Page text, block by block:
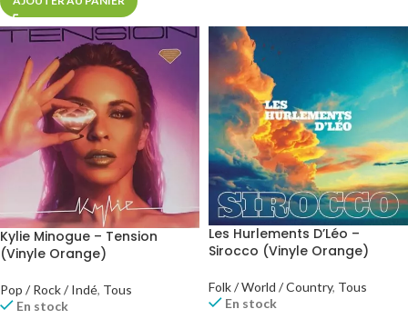
Kylie Minogue – Tension
(Vinyle Orange)
Pop / Rock / Indé, Tous
En stock
Les Hurlements D’Léo –
Sirocco (Vinyle Orange)
Folk / World / Country, Tous
En stock